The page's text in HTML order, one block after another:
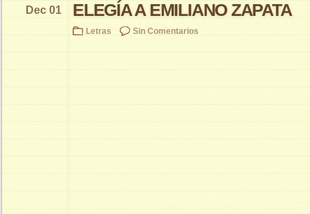
ELEGÍA A EMILIANO ZAPATA
Dec 01
Letras Sin Comentarios